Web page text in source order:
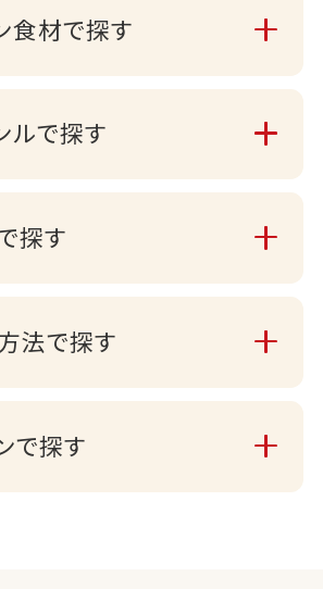
食材で探す
ルで探す
探す
法で探す
で探す